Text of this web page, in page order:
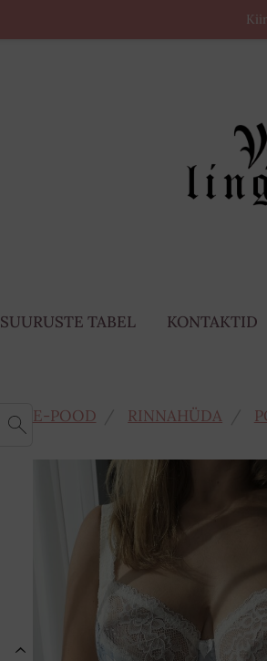
SUURUSTE TABEL KONTAKTID
›
E-POOD RINNAHÜDA